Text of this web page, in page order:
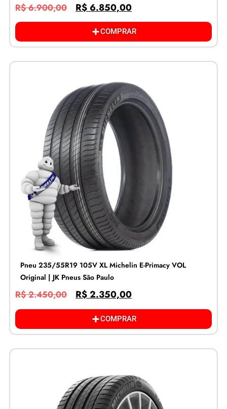
R$6.900,00 R$ 6.850,00
COMPRAR
Pneu 235/55R19 105V XL Michelin E-Primacy VOL
Original | JK Pneus São Paulo
R$2.450,00 R$2.350,00
COMPRAR